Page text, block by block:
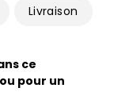
Livraison
ce
pour un